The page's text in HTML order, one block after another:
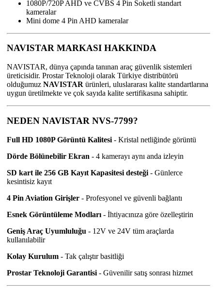
1080P/720P AHD ve CVBS 4 Pin Soketli standart
kameralar
Mini dome 4 Pin AHD kameralar
NAVISTAR MARKASI HAKKINDA
NAVISTAR, dünya çapında tanınan araç güvenlik sistemleri
üreticisidir. Prostar Teknoloji olarak Türkiye distribütörü
olduğumuz NAVISTAR ürünleri, uluslararası kalite standartlarına
uygun üretilmekte ve çok sayıda kalite sertifikasına sahiptir.
NEDEN NAVISTAR NVS-7799?
Full HD 1080P Görüntü Kalitesi - Kristal netliğinde görüntü
Dörde Bölünebilir Ekran - 4 kamerayı aynı anda izleyin
SD kart ile 256 GB Kayıt Kapasitesi desteği - Günlerce
kesintisiz kayıt
4 Pin Aviation Girişler - Profesyonel ve güvenli bağlantı
Esnek Görüntüleme Modları - İhtiyacınıza göre özelleştirin
Geniş Araç Uyumluluğu - 12V ve 24V tüm araçlarda
kullanılabilir
Kolay Kurulum - Tak çalıştır basitliği
Prostar Teknoloji Garantisi - Güvenilir satış sonrası hizmet